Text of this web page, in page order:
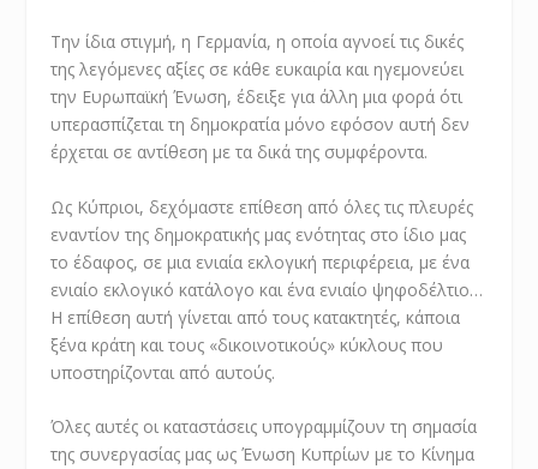
Την ίδια στιγμή, η Γερμανία, η οποία αγνοεί τις δικές
της λεγόμενες αξίες σε κάθε ευκαιρία και ηγεμονεύει
την Ευρωπαϊκή Ένωση, έδειξε για άλλη μια φορά ότι
υπερασπίζεται τη δημοκρατία μόνο εφόσον αυτή δεν
έρχεται σε αντίθεση με τα δικά της συμφέροντα.
Ως Κύπριοι, δεχόμαστε επίθεση από όλες τις πλευρές
εναντίον της δημοκρατικής μας ενότητας στο ίδιο μας
το έδαφος, σε μια ενιαία εκλογική περιφέρεια, με ένα
ενιαίο εκλογικό κατάλογο και ένα ενιαίο ψηφοδέλτιο…
Η επίθεση αυτή γίνεται από τους κατακτητές, κάποια
ξένα κράτη και τους «δικοινοτικούς» κύκλους που
υποστηρίζονται από αυτούς.
Όλες αυτές οι καταστάσεις υπογραμμίζουν τη σημασία
της συνεργασίας μας ως Ένωση Κυπρίων με το Κίνημα